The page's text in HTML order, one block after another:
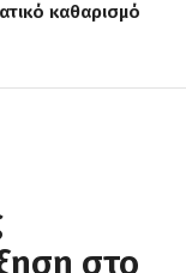
καθαρισμό
στο